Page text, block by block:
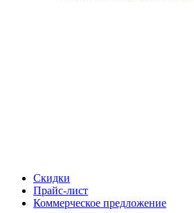
Скидки
Прайс-лист
Коммерческое предложение